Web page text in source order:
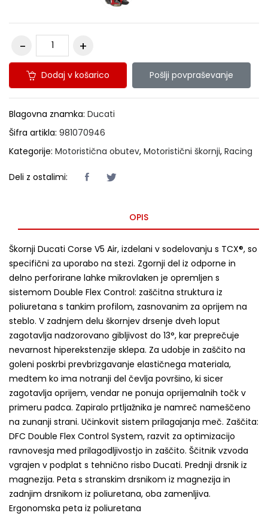
Dodaj v košarico Pošlji povpraševanje
Blagovna znamka: Ducati
Šifra artikla: 981070946
Kategorije: Motoristična obutev, Motoristični škornji, Racing
Deli z ostalimi:
OPIS
Škornji Ducati Corse V5 Air, izdelani v sodelovanju s TCX®, so
specifični za uporabo na stezi. Zgornji del iz odporne in
delno perforirane lahke mikrovlaken je opremljen s
sistemom Double Flex Control: zaščitna struktura iz
poliuretana s tankim profilom, zasnovanim za oprijem na
steblo. V zadnjem delu škornjev drsenje dveh loput
zagotavlja nadzorovano gibljivost do 13°, kar preprečuje
nevarnost hiperekstenzije sklepa. Za udobje in zaščito na
goleni poskrbi prevbrizgavanje elastičnega materiala,
medtem ko ima notranji del čevlja površino, ki sicer
zagotavlja oprijem, vendar ne ponuja oprijemalnih točk v
primeru padca. Zapiralo prtljažnika je namreč nameščeno
na zunanji strani. Učinkovit sistem prilagajanja meč. Zaščita:
DFC Double Flex Control System, razvit za optimizacijo
ravnovesja med prilagodljivostjo in zaščito. Ščitnik vzvoda
vgrajen v podplat s tehnično risbo Ducati. Prednji drsnik iz
magnezija. Peta s stranskim drsnikom iz magnezija in
zadnjim drsnikom iz poliuretana, oba zamenljiva.
Ergonomska peta iz poliuretana